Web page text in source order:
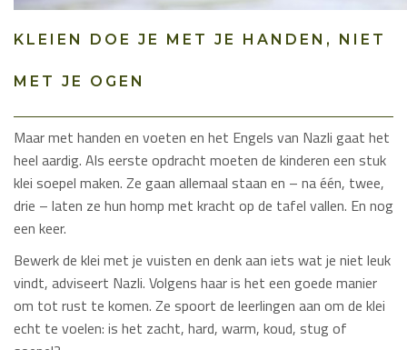
KLEIEN DOE JE MET JE HANDEN, NIET
MET JE OGEN
Maar met handen en voeten en het Engels van Nazli gaat het
heel aardig. Als eerste opdracht moeten de kinderen een stuk
klei soepel maken. Ze gaan allemaal staan en – na één, twee,
drie – laten ze hun homp met kracht op de tafel vallen. En nog
een keer.
Bewerk de klei met je vuisten en denk aan iets wat je niet leuk
vindt, adviseert Nazli. Volgens haar is het een goede manier
om tot rust te komen. Ze spoort de leerlingen aan om de klei
echt te voelen: is het zacht, hard, warm, koud, stug of